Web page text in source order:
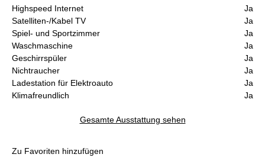
Highspeed Internet
Ja
Satelliten-/Kabel TV
Ja
Spiel- und Sportzimmer
Ja
Waschmaschine
Ja
Geschirrspüler
Ja
Nichtraucher
Ja
Ladestation für Elektroauto
Ja
Klimafreundlich
Ja
Gesamte Ausstattung sehen
Zu Favoriten hinzufügen